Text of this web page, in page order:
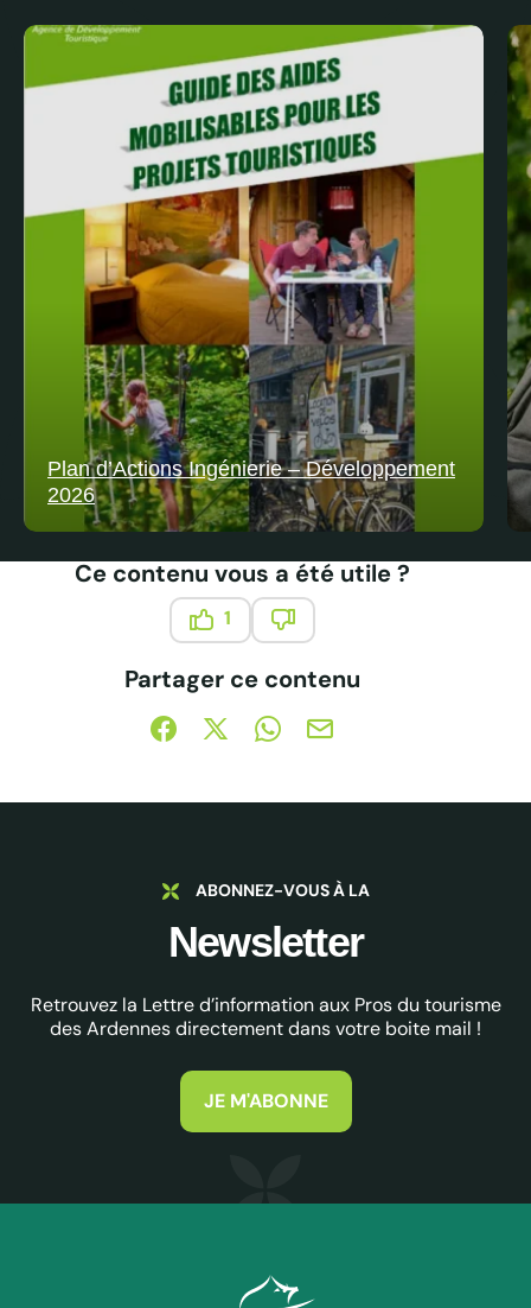
Plan d’Actions Ingénierie – Développement
2026
Ce contenu vous a été utile ?
1
Partager ce contenu
Partager sur Facebook (nouvelle fenêtre)
Partager sur X / Twitter (nouvelle
Partager sur WhatsApp
Partager par mail
ABONNEZ-VOUS À LA
Newsletter
Retrouvez la Lettre d’information aux Pros du tourisme
des Ardennes directement dans votre boite mail !
JE M'ABONNE